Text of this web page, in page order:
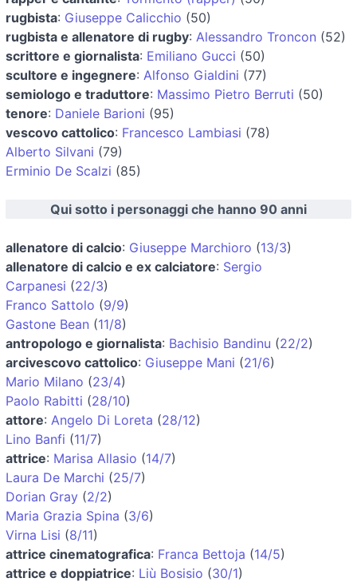
rugbista: Giuseppe Calicchio (50)
rugbista e allenatore di rugby: Alessandro Troncon (52)
scrittore e giornalista: Emiliano Gucci (50)
scultore e ingegnere: Alfonso Gialdini (77)
semiologo e traduttore: Massimo Pietro Berruti (50)
tenore: Daniele Barioni (95)
vescovo cattolico: Francesco Lambiasi (78)
Alberto Silvani (79)
Erminio De Scalzi (85)
Qui sotto i personaggi che hanno 90 anni
allenatore di calcio: Giuseppe Marchioro (13/3)
allenatore di calcio e ex calciatore: Sergio
Carpanesi (22/3)
Franco Sattolo (9/9)
Gastone Bean (11/8)
antropologo e giornalista: Bachisio Bandinu (22/2)
arcivescovo cattolico: Giuseppe Mani (21/6)
Mario Milano (23/4)
Paolo Rabitti (28/10)
attore: Angelo Di Loreta (28/12)
Lino Banfi (11/7)
attrice: Marisa Allasio (14/7)
Laura De Marchi (25/7)
Dorian Gray (2/2)
Maria Grazia Spina (3/6)
Virna Lisi (8/11)
attrice cinematografica: Franca Bettoja (14/5)
attrice e doppiatrice: Liù Bosisio (30/1)